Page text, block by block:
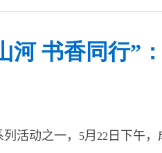
河 书香同行”
活动之一， 5月 22 日下午